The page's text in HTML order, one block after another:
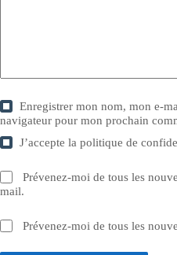
Enregistrer mon nom, mon e-
navigateur pour mon prochain
J’accepte lapolitique de
Prévenez-moi de tous les
mail.
Prévenez-moi de tous les